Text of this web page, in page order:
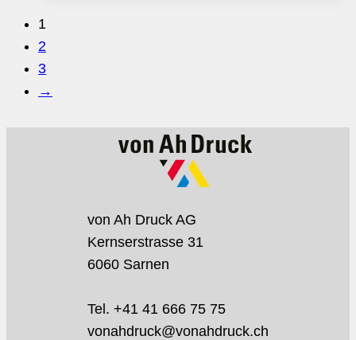
1
2
3
→
von Ah Druck AG
Kernserstrasse 31
6060 Sarnen
Tel. +41 41 666 75 75
vonahdruck@vonahdruck.ch